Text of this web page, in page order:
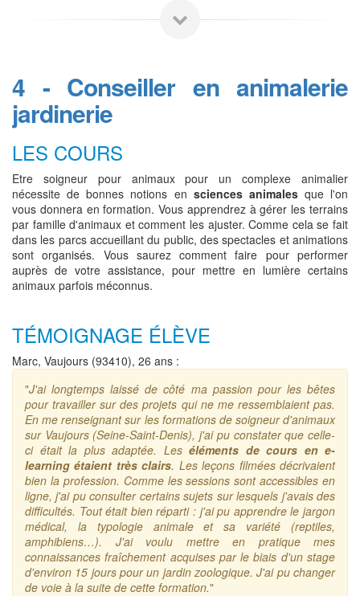
4 - Conseiller en animalerie
jardinerie
LES COURS
Etre soigneur pour animaux pour un complexe animalier
nécessite de bonnes notions en sciences animalesque l'on
vous donnera en formation. Vous apprendrez à gérer les terrains
par famille d'animaux et comment les ajuster. Comme cela se fait
dans les parcs accueillant du public, des spectacles et animations
sont organisés. Vous saurez comment faire pour performer
auprès de votre assistance, pour mettre en lumière certains
animaux parfois méconnus.
TÉMOIGNAGE ÉLÈVE
Marc, Vaujours (93410), 26 ans :
"J'ai longtemps laissé de côté ma passion pour les bêtes
pour travailler sur des projets qui ne me ressemblaient pas.
En me renseignant sur les formations de soigneur d'animaux
sur Vaujours (Seine-Saint-Denis), j'ai pu constater que celle-
ci était la plus adaptée. Les éléments de cours en e-
learning étaient très clairs. Les leçons filmées décrivaient
bien la profession. Comme les sessions sont accessibles en
ligne, j'ai pu consulter certains sujets sur lesquels j'avais des
difficultés. Tout était bien réparti : j'ai pu apprendre le jargon
médical, la typologie animale et sa variété (reptiles,
amphibiens…). J'ai voulu mettre en pratique mes
connaissances fraîchement acquises par le biais d'un stage
d'environ 15 jours pour un jardin zoologique. J'ai pu changer
de voie à la suite de cette formation."